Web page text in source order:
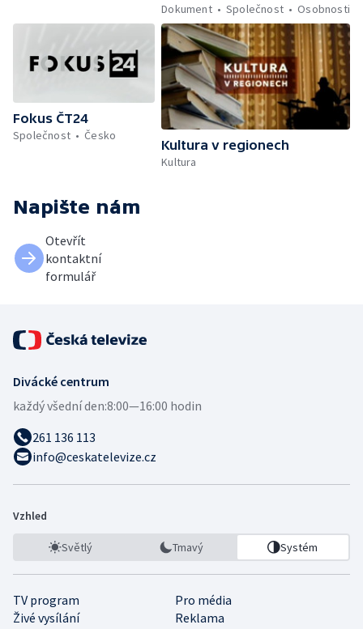
Dokument
Společnost Osobnosti
Fokus ČT24
Společnost
Česko
Kultura v regionech
Kultura
Napište nám
Otevřít
kontaktní
formulář
Divácké centrum
každý všední den:8:00—16:00 hodin
261 136 113
info@ceskatelevize.cz
Vzhled
Světlý Tmavý Systém
TV program
Pro média
Živé vysílání
Reklama